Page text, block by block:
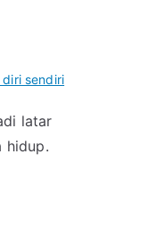
sendiri
latar
hidup.